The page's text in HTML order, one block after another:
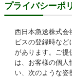
プライバシーポ
西日本急送株式会
ビスの登録時など
があります。ご提
は、お客様の個人
い、次のような姿